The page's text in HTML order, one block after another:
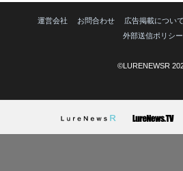
運営会社 お問合わせ 広告掲載について
外部送信ポリシー
©LURENEWSR